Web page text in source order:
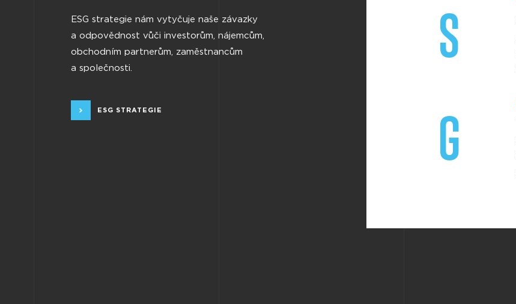
ESG strategie nám vytyčuje naše závazky
a odpovědnost vůči investorům, nájemcům,
obchodním partnerům, zaměstnancům
a společnosti.
ESG STRATEGIE
S
G